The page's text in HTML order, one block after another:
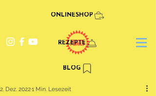
REZEPTE
BLOG
ONLINESHOP
2. Dez. 20221 Min. Lesezeit